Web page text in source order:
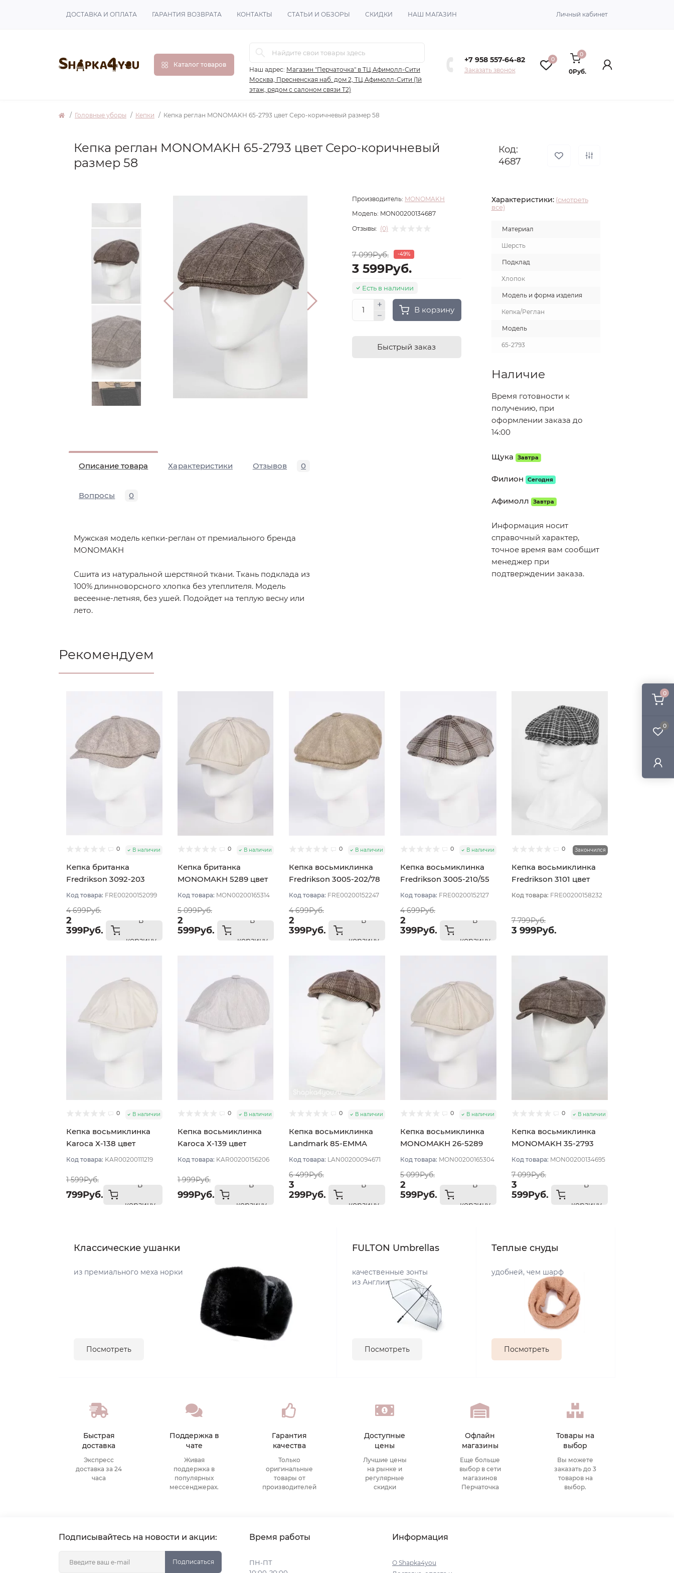
0
0
ДОСТАВКА И ОПЛАТА ГАРАНТИЯ ВОЗВРАТА КОНТАКТЫ СТАТЬИ И ОБЗОРЫ СКИДКИ НАШ МАГАЗИН Личный кабинет
Каталог товаров
Наш адрес: Магазин "Перчаточка" в ТЦ Афимолл-Сити
Москва, Пресненская наб. дом 2, ТЦ Афимолл-Сити (1й
этаж, рядом с салоном связи Т2)
+7 958 557-64-82
Заказать звонок
0
0
0Руб.
Головные уборы Кепки Кепка реглан MONOMAKH 65-2793 цвет Серо-коричневый размер 58
Кепка реглан MONOMAKH 65-2793 цвет Серо-коричневый
размер 58
Код:
4687
Описание товара Характеристики Отзывов 0
Вопросы 0
Мужская модель кепки-реглан от премиального бренда
MONOMAKH
Сшита из натуральной шерстяной ткани. Ткань подклада из
100% длинноворсного хлопка без утеплителя. Модель
весеенне-летняя, без ушей. Подойдет на теплую весну или
лето.
Производитель: MONOMAKH
Модель: MON00200134687
Отзывы: (0)
7 099Руб. -49%
3 599Руб.
Есть в наличии
В корзину
Быстрый заказ
Характеристики: (смотреть
все)
Материал
Шерсть
Подклад
Хлопок
Модель и форма изделия
Кепка/Реглан
Модель
65-2793
Наличие
Время готовности к
получению, при
оформлении заказа до
14:00
Щука Завтра
Филион Сегодня
Афимолл Завтра
Информация носит
справочный характер,
точное время вам сообщит
менеджер при
подтверждении заказа.
Рекомендуем
0 В наличии
Кепка британка
Fredrikson 3092-203
цвет Бежевый размер
Код товара: FRE00200152099
4 699Руб.
2
399Руб.
В
корзину
0 В наличии
Кепка британка
MONOMAKH 5289 цвет
Бежевый размер 56
Код товара: MON00200165314
5 099Руб.
2
599Руб.
В
корзину
0 В наличии
Кепка восьмиклинка
Fredrikson 3005-202/78
цвет Бежевый размер
Код товара: FRE00200152247
4 699Руб.
2
399Руб.
В
корзину
0 В наличии
Кепка восьмиклинка
Fredrikson 3005-210/55
цвет Бежевый размер
Код товара: FRE00200152127
4 699Руб.
2
399Руб.
В
корзину
0 Закончился
Кепка восьмиклинка
Fredrikson 3101 цвет
Бежево-синий размер
Код товара: FRE00200158232
7 799Руб.
3 999Руб.
0 В наличии
Кепка восьмиклинка
Karoca Х-138 цвет
Бежевый светлый
Код товара: KAR00200111219
1 599Руб.
799Руб.
В
корзину
0 В наличии
Кепка восьмиклинка
Karoca Х-139 цвет
Бежевый светлый хол
Код товара: KAR00200156206
1 999Руб.
999Руб.
В
корзину
0 В наличии
Кепка восьмиклинка
Landmark 85-EMMA
цвет Бежевый тёмный
Код товара: LAN00200094671
6 499Руб.
3
299Руб.
В
корзину
0 В наличии
Кепка восьмиклинка
MONOMAKH 26-5289
цвет Бежевый размер
Код товара: MON00200165304
5 099Руб.
2
599Руб.
В
корзину
0 В наличии
Кепка восьмиклинка
MONOMAKH 35-2793
цвет Серо-коричневый
Код товара: MON00200134695
7 099Руб.
3
599Руб.
В
корзину
Классические ушанки
из премиального меха норки
Посмотреть
FULTON Umbrellas
качественные зонты
из Англии
Посмотреть
Теплые снуды
удобней, чем шарф
Посмотреть
Быстрая
доставка
Экспресс
доставка за 24
часа
Поддержка в
чате
Живая
поддержка в
популярных
мессенджерах.
Гарантия
качества
Только
оригинальные
товары от
производителей
Доступные
цены
Лучшие цены
на рынке и
регулярные
скидки
Офлайн
магазины
Еще больше
выбор в сети
магазинов
Перчаточка
Товары на
выбор
Вы можете
заказать до 3
товаров на
выбор.
Подписывайтесь на новости и акции:
Подписаться
Время работы
ПН-ПТ
Информация
О Shapka4you